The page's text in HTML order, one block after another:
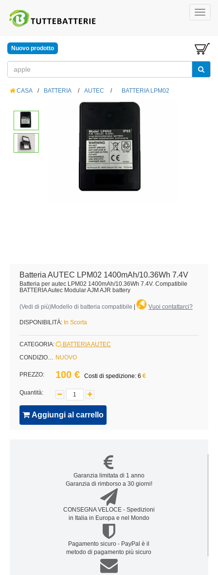
Nuovo prodotto
CASA / BATTERIA / AUTEC / BATTERIA LPM02
Batteria AUTEC LPM02 1400mAh/10.36Wh 7.4V
Batteria per autec LPM02 1400mAh/10.36Wh 7.4V. Compatibile
BATTERIA Autec Modular AJM AJR battery
(Vedi di più)Modello di batteria compatibile Vuoi contattarci?
DISPONIBILITÀ: In Scorta
CATEGORIA:
BATTERIA AUTEC
CONDIZIONE: NUOVO
PREZZO: 100 € Costi di spedizione: 6
Quantità:
Aggiungi al carrello
Garanzia limitata di 1 anno
Garanzia di rimborso a 30 giorni!
CONSEGNA VELOCE - Spedizioni
in Italia in Europa e nel Mondo
Pagamento sicuro - PayPal è il
metodo di pagamento più sicuro